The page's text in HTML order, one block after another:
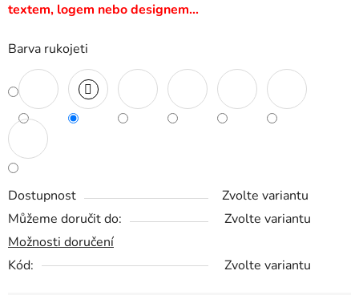
textem, logem nebo designem…
Barva rukojeti
Dostupnost
Zvolte variantu
Můžeme doručit do:
Zvolte variantu
Možnosti doručení
Kód:
Zvolte variantu